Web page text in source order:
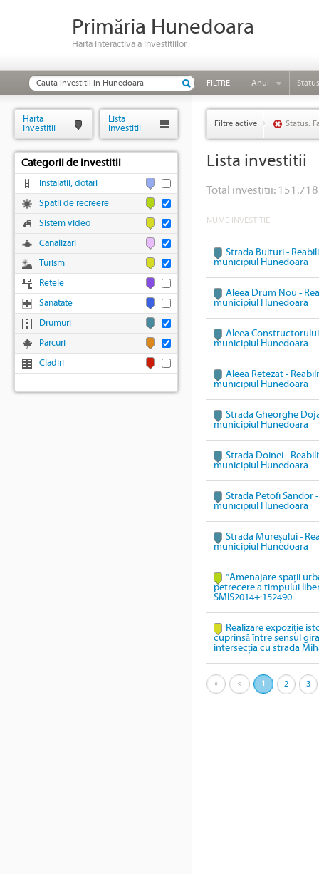
Primăria Hunedoara
Harta interactiva a investitiilor
FILTRE Anul Status
Filtre active Status:
Lista investitii
Total investitii:
NUME INVESTITIE
Strada Buituri -
municipiul Hunedoara
Aleea Drum Nou -
municipiul Hunedoara
Aleea
municipiul Hunedoara
Aleea Retezat -
municipiul Hunedoara
Strada Gheorghe
municipiul Hunedoara
Strada Doinei -
municipiul Hunedoara
Strada Petofi Sandor
municipiul Hunedoara
Strada Mureșului -
municipiul Hunedoara
”Amenajare spații
petrecere a timpului
SMIS2014+:152490
Realizare expoziție
cuprinsă între sensul
intersecția cu strada
« < 1 2 3
Harta
Investitii
Lista
Investitii
Categorii de investitii
Instalatii, dotari
Spatii de recreere
Sistem video
Canalizari
Turism
Retele
Sanatate
Drumuri
Parcuri
Cladiri